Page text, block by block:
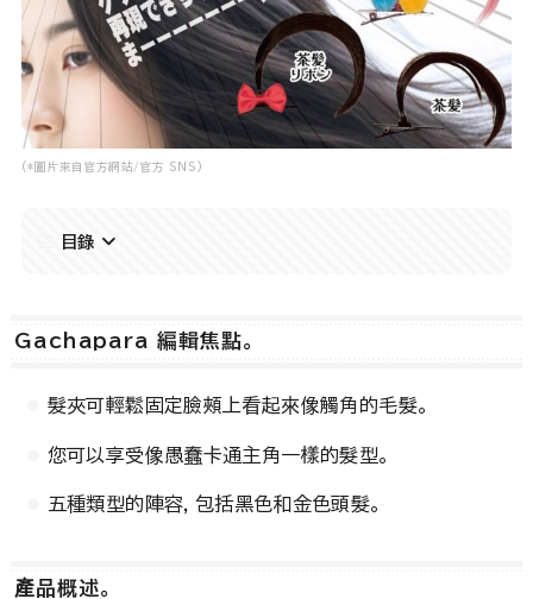
(*圖片來自官方網站/官方 SNS)
目錄
Gachapara 編輯焦點。
髮夾可輕鬆固定臉頰上看起來像觸角的毛髮。
您可以享受像愚蠢卡通主角一樣的髮型。
五種類型的陣容，包括黑色和金色頭髮。
產品概述。